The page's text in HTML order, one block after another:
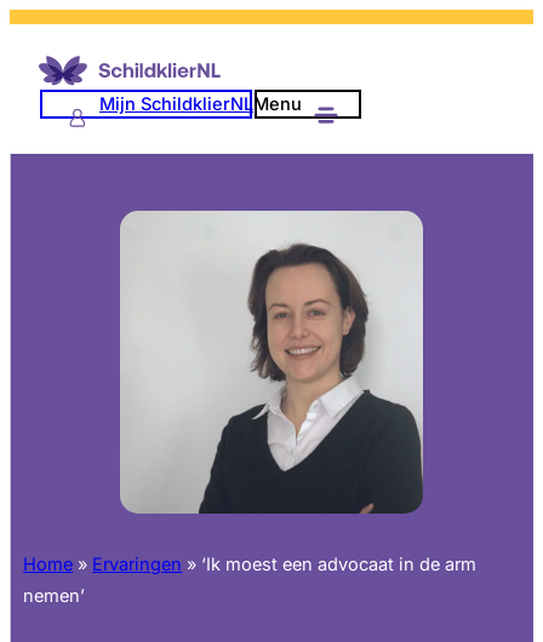
Mijn SchildklierNLMenu
Home » Ervaringen » ‘Ik moest een advocaat in de arm
nemen’